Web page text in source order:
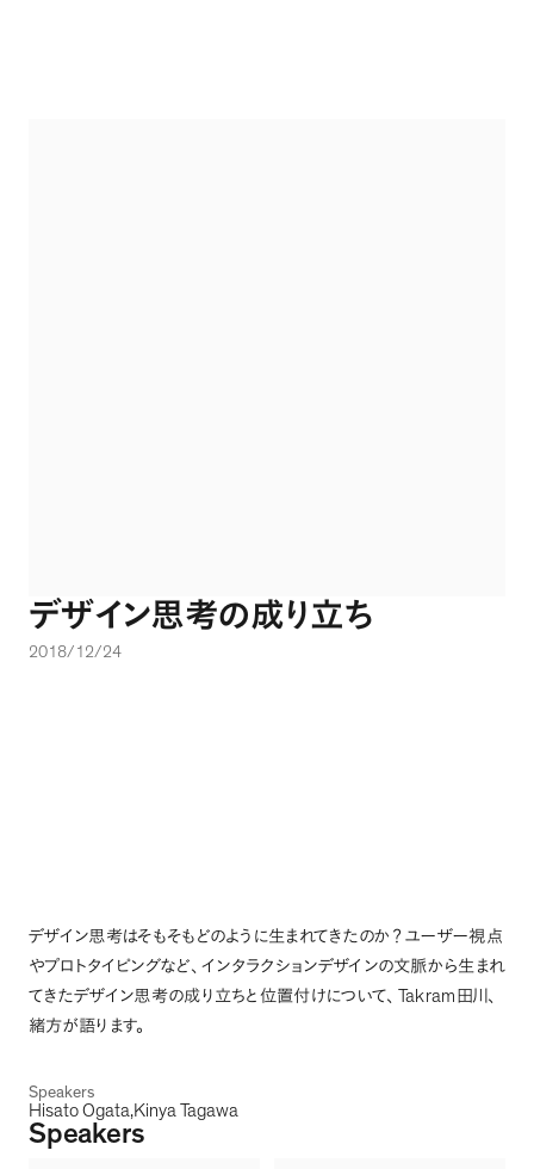
デザイン思考の成り立ち
2018/12/24
デザイン思考はそもそもどのように生まれてきたのか ？ ユーザー視点
やプロトタイピングなど、 インタラクションデザインの文脈から生まれ
てきたデザイン思考の成り立ちと位置付けについて、 Takram 田川 、
緒方が語ります。
Speakers
Hisato Ogata Kinya Tagawa
Speakers